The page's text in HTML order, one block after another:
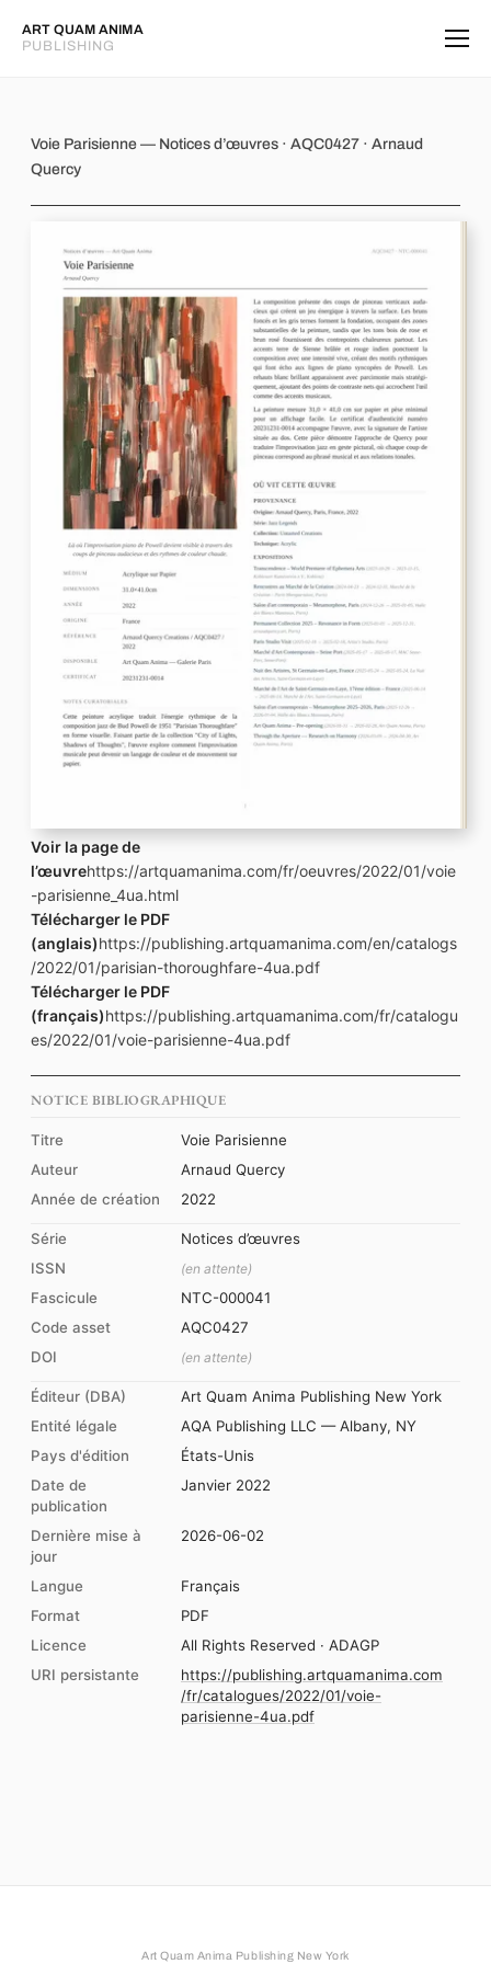
ART QUAM ANIMA
PUBLISHING
Voie Parisienne
Voie Parisienne — Notices d’œuvres · AQC0427 · Arnaud
Quercy
Voir la page de
l’œuvrehttps://artquamanima.com/fr/oeuvres/2022/01/voie
-parisienne_4ua.html
Télécharger le PDF
(anglais)https://publishing.artquamanima.com/en/catalogs
/2022/01/parisian-thoroughfare-4ua.pdf
Télécharger le PDF
(français)https://publishing.artquamanima.com/fr/catalogu
es/2022/01/voie-parisienne-4ua.pdf
NOTICE BIBLIOGRAPHIQUE
Titre
Voie Parisienne
Auteur
Arnaud Quercy
Année de création
2022
Série
Notices d’œuvres
ISSN
(en attente)
Fascicule
NTC-000041
Code asset
AQC0427
DOI
(en attente)
Éditeur (DBA)
Art Quam Anima Publishing New York
Entité légale
AQA Publishing LLC — Albany, NY
Pays d'édition
États-Unis
Date de
publication
Janvier 2022
Dernière mise à
jour
2026-06-02
Langue
Français
Format
PDF
Licence
All Rights Reserved · ADAGP
URI persistante
https://publishing.artquamanima.com
/fr/catalogues/2022/01/voie-
parisienne-4ua.pdf
Art Quam Anima Publishing New York